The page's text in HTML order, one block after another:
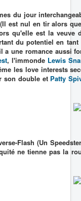
du jour
est nul en tir alors
qu'elle est la
du potentiel en
une romance aussi
, l'immonde Lewis
les love interests
son double et Patty
Flash (Un
ne tienne pas la